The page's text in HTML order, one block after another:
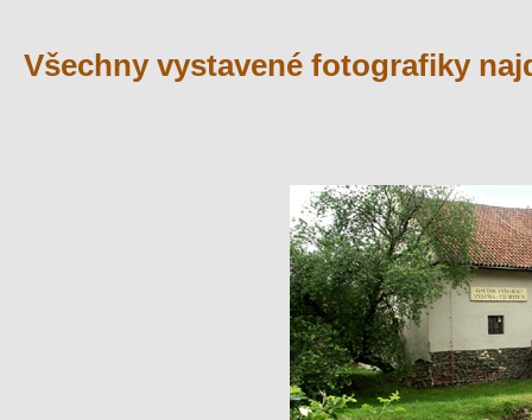
Všechny vystavené fotografiky